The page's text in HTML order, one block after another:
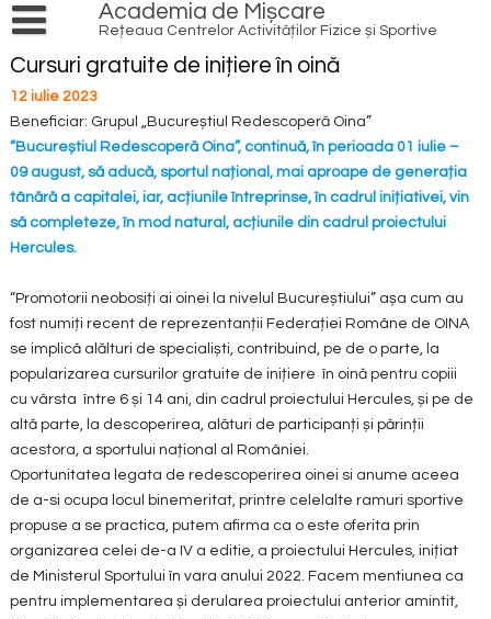
Skip
to
content
Academia de Mișcare
Rețeaua Centrelor Activităților Fizice și Sportive
PRODUSE ȘI SERVICII
Cursuri și ateliere
EVENIMENTE
AGENDĂ
INIȚIATIVE
LOCAL HERO
NATURĂ
TINERET
ACȚIUNI
REDESCOPERĂ OINA
PRACTICĂ ÎN AER LIBER
TRANSFORMĂ DIGITAL
IMPLICĂ COMUNITATEA
RESURSE
VOLUNTARIAT
REȚEAUA DE CENTRE
CONEXIUNI
BIBLIOTECĂ
EDUCAȚIE
PROGRAME NAȚIONALE
ECHIPĂ
FINANȚE
MULTISPORT
MEDIA
TINERET
ARTICOLE
PROIECTE
PARTENERI
CONTACT
Cursuri gratuite de inițiere în oină
12 iulie 2023
Beneficiar: Grupul „Bucureștiul Redescoperă Oina”
“Bucureștiul RedescoperăOina”, continuă, în perioada 01 iulie –
09 august, să aducă, sportul național, mai aproape de generația
tânără a capitalei, iar, acțiunile întreprinse, în cadrul inițiativei, vin
să completeze, în mod natural, acțiunile din cadrul proiectului
Hercules.
“Promotorii neobosiți ai oinei la nivelul Bucureștiului” așa cum au
fost numiți recent de reprezentanții Federației Române de OINA
se implică alălturi de specialiști, contribuind, pe de o parte, la
popularizarea cursurilor gratuite de inițiere în oină pentru copiii
cu vârsta între 6 și 14 ani, din cadrul proiectului Hercules, și pe de
altă parte, la descoperirea, alături de participanți și părinții
acestora, a sportului național al României.
Oportunitatea legata de redescoperirea oinei si anume aceea
de a-si ocupa locul binemeritat, printre celelalte ramuri sportive
propuse a se practica, putem afirma ca o este oferita prin
organizarea celei de-a IV a editie, a proiectului Hercules, inițiat
de Ministerul Sportului în vara anului 2022. Facem mentiunea ca
pentru implementarea și derularea proiectului anterior amintit,